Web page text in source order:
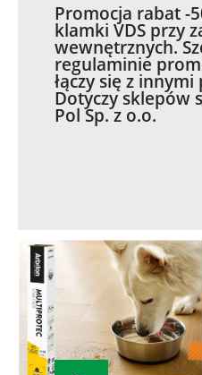
Promocja rabat -
klamki VDS przy
wewnętrznych.
regulaminie
łączy się z
Dotyczy sklepów
Pol Sp. z o.o.